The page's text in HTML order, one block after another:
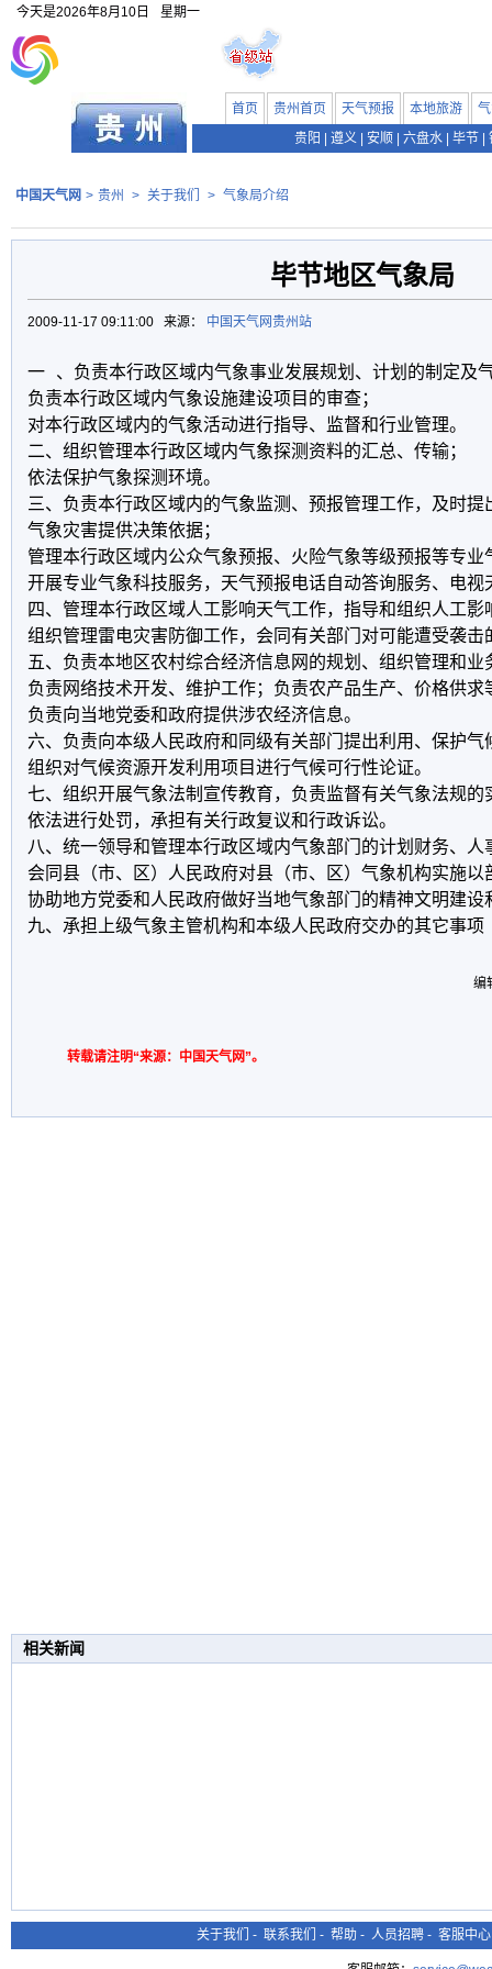
今天是2026年8月10日 星期一
首页 贵州首页 天气预报 本地旅游
贵阳
遵义 安顺 六盘水 毕节
中国天气网 > 贵州 > 关于我们 > 气象局介绍
毕节地区气象局
2009-11-17 09:11:00 来源： 中国天气网贵州站
一 、负责本行政区域内气象事业发展规划、计划的制定及
负责本行政区域内气象设施建设项目的审查；
对本行政区域内的气象活动进行指导、监督和行业管理。
二、组织管理本行政区域内气象探测资料的汇总、传输；
依法保护气象探测环境。
三、负责本行政区域内的气象监测、预报管理工作，及时
气象灾害提供决策依据；
管理本行政区域内公众气象预报、火险气象等级预报等专业
开展专业气象科技服务，天气预报电话自动答询服务、电
四、管理本行政区域人工影响天气工作，指导和组织人工影
组织管理雷电灾害防御工作，会同有关部门对可能遭受袭
五、负责本地区农村综合经济信息网的规划、组织管理和业
负责网络技术开发、维护工作；负责农产品生产、价格供
负责向当地党委和政府提供涉农经济信息。
六、负责向本级人民政府和同级有关部门提出利用、保护
组织对气候资源开发利用项目进行气候可行性论证。
七、组织开展气象法制宣传教育，负责监督有关气象法规
依法进行处罚，承担有关行政复议和行政诉讼。
八、统一领导和管理本行政区域内气象部门的计划财务、
会同县（市、区）人民政府对县（市、区）气象机构实施
协助地方党委和人民政府做好当地气象部门的精神文明建
编
转载请注明“来源：中国天气网”。
相关新闻
关于我们 - 联系我们 - 帮助 - 人员招聘 - 客服中心